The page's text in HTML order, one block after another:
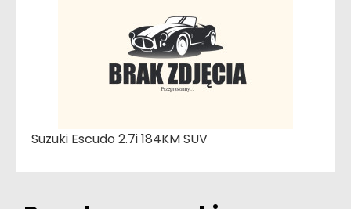
Suzuki Escudo 2.7i 184KM SUV